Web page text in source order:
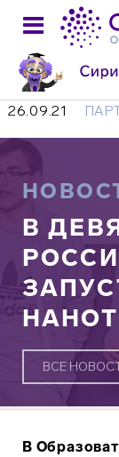
26.09.21
В
ВСЕ
В